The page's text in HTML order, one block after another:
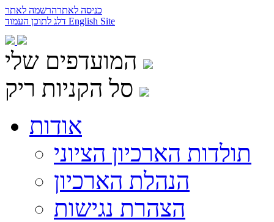
כניסה לאתרהרשמה לאתר
English Site
המועדפים שלי
סל הקניות ריק
אודות
תולדות הארכיון הציוני
הנהלת הארכיון
הצהרת נגישות